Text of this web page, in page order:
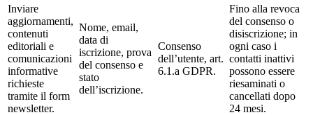
Inviare
aggiornamenti,
contenuti
editoriali e
comunicazioni
informative
richieste
tramite il form
newsletter.
Nome, email,
data di
iscrizione, prova
del consenso e
stato
dell’iscrizione.
Consenso
dell’utente, art.
6.1.a GDPR.
Fino alla revoca
del consenso o
disiscrizione; in
ogni caso i
contatti inattivi
possono essere
riesaminati o
cancellati dopo
24 mesi.